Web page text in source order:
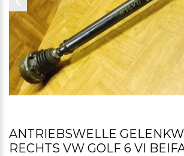
ANTRIEBSWELLE
RECHTS VW GOLF 6 VI